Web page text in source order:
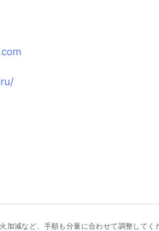
減など、手順も分量に合わせて調整してく